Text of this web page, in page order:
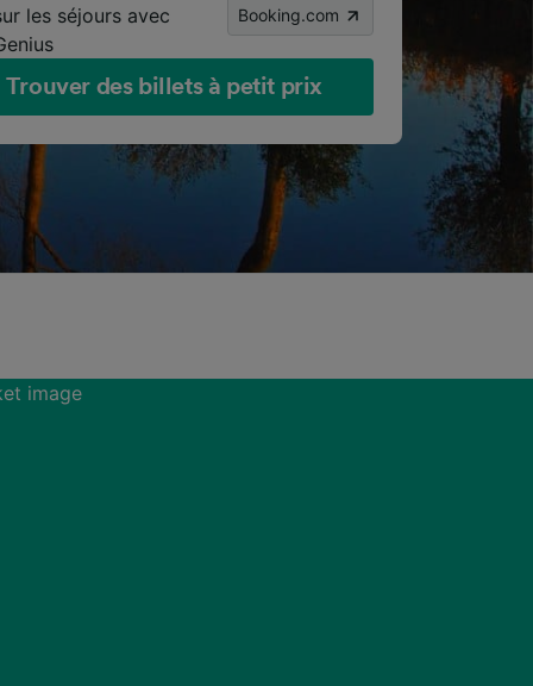
les séjours avec
Booking.com
Trouver des billets à petit prix